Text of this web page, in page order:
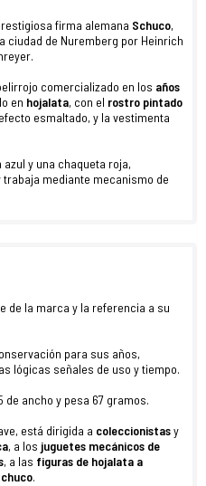
firma alemana Schuco,
ciudad de Nuremberg por Heinrich
comercializado en los años
en hojalata, con el rostro pintado
esmaltado, y la vestimenta
y una chaqueta roja,
trabaja mediante mecanismo de
de la marca y la referencia a su
para sus años,
lógicas señales de uso y tiempo.
de ancho y pesa 67 gramos.
está dirigida a coleccionistasy
, a los juguetes mecánicos de
, a las figuras de hojalata a
.